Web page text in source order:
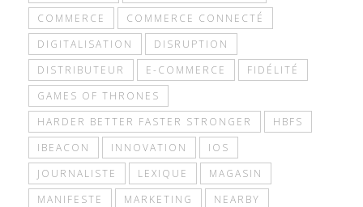
COMMERCE
COMMERCE CONNECTÉ
DIGITALISATION
DISRUPTION
DISTRIBUTEUR
E-COMMERCE
FIDÉLITÉ
GAMES OF THRONES
HARDER BETTER FASTER STRONGER
HBFS
IBEACON
INNOVATION
IOS
JOURNALISTE
LEXIQUE
MAGASIN
MANIFESTE
MARKETING
NEARBY